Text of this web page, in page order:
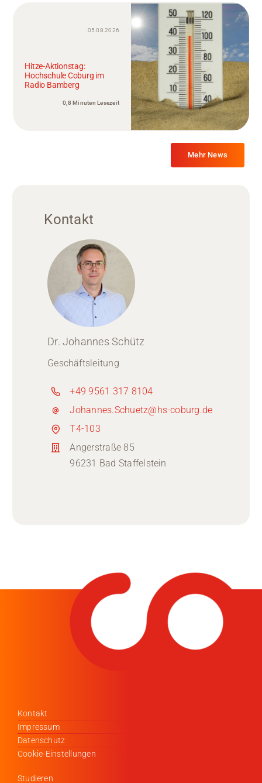
05.08.2026
Hitze-Aktionstag:
Hochschule Coburg im
Radio Bamberg
0,8 Minuten Lesezeit
Mehr News
Kontakt
Dr. Johannes Schütz
Geschäftsleitung
+49 9561 317 8104
Johannes.Schuetz@hs-coburg.de
T4-103
Angerstraße 85
96231 Bad Staffelstein
Kontakt
Impressum
Datenschutz
Cookie-Einstellungen
Studieren